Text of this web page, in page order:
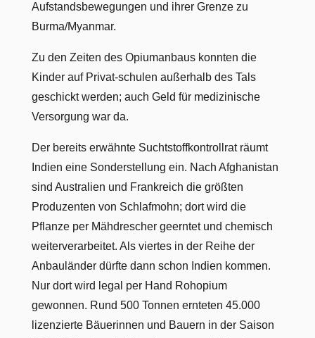
Aufstandsbewegungen und ihrer Grenze zu
Burma/Myanmar.
Zu den Zeiten des Opiumanbaus konnten die
Kinder auf Privat-schulen außerhalb des Tals
geschickt werden; auch Geld für medizinische
Versorgung war da.
Der bereits erwähnte Suchtstoffkontrollrat räumt
Indien eine Sonderstellung ein. Nach Afghanistan
sind Australien und Frankreich die größten
Produzenten von Schlafmohn; dort wird die
Pflanze per Mähdrescher geerntet und chemisch
weiterverarbeitet. Als viertes in der Reihe der
Anbauländer dürfte dann schon Indien kommen.
Nur dort wird legal per Hand Rohopium
gewonnen. Rund 500 Tonnen ernteten 45.000
lizenzierte Bäuerinnen und Bauern in der Saison